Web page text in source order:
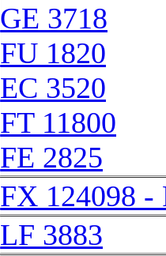
GE 3718
FU 1820
EC 3520
FT 11800
FE 2825
FX 124098 -
LF 3883